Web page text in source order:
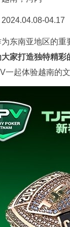
2024.04.08-04.17
东南亚地区的重
家打造独特精彩
一起体验越南的